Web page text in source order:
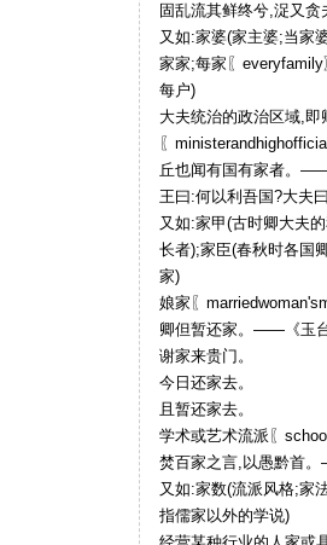
固乱流其鲜终兮,浞又
又如:家婆(家主婆;当家
家家;每家〖
每户)
大夫统治的政治区域,
〖
丘也闻有国有家者。——
王曰:何以利吾国?大夫
又如:家甲(古时卿大夫
长者);家臣(春秋时各国
家)
娘家〖
卿但暂还家。——《玉台
谢家来贵门。
今日还家去。
且暂还家去。
学术或艺术流派〖school
焚百家之言,以愚黔首
又如:家数(流派风格;家
指儒家以外的学说)